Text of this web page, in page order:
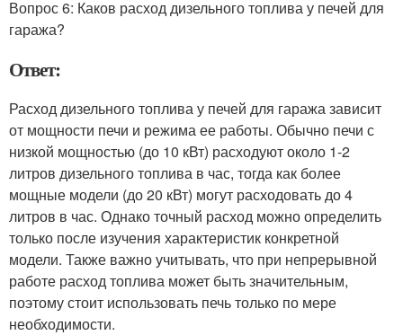
Вопрос 6: Каков расход дизельного топлива у печей для
гаража?
Ответ:
Расход дизельного топлива у печей для гаража зависит
от мощности печи и режима ее работы. Обычно печи с
низкой мощностью (до 10 кВт) расходуют около 1-2
литров дизельного топлива в час, тогда как более
мощные модели (до 20 кВт) могут расходовать до 4
литров в час. Однако точный расход можно определить
только после изучения характеристик конкретной
модели. Также важно учитывать, что при непрерывной
работе расход топлива может быть значительным,
поэтому стоит использовать печь только по мере
необходимости.